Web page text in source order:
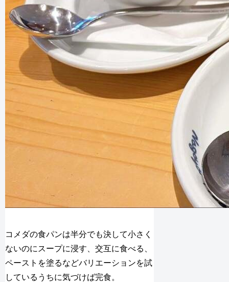
コメダの食パンは半分でも決して小さく
ないのにスープに浸す、交互に食べる、
ペーストを塗るなどバリエーションを試
しているうちに気づけば完食。